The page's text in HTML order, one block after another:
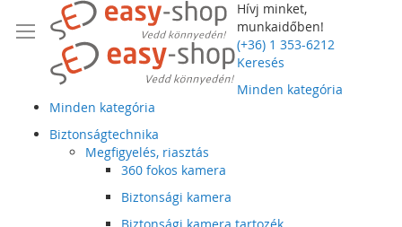
Hívj minket,
munkaidőben!
(+36) 1 353-6212
Keresés
Minden kategória
Minden kategória
Biztonságtechnika
Megfigyelés, riasztás
360 fokos kamera
Biztonsági kamera